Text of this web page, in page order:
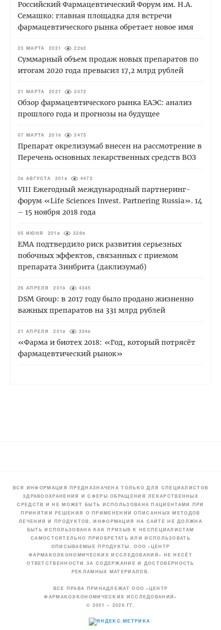
Российский Фармацевтический Форум им. Н.А.
Семашко: главная площадка для встречи
фармацевтического рынка обретает новое имя
23 МАРТА 2021 2292
Суммарный объем продаж новых препаратов по
итогам 2020 года превысил 17,2 млрд рублей
21 МАРТА 2021 3072
Обзор фармацевтического рынка ЕАЭС: анализ
прошлого года и прогнозы на будущее
07 МАРТА 2019 3475
Препарат окрелизумаб внесен на рассмотрение в
Перечень основных лекарственных средств ВОЗ
28 АВГУСТА 2018 4472
VIII Ежегодный международный партнеринг-
форум «Life Sciences Invest. Partnering Russia». 14
– 15 ноября 2018 года
05 ИЮНЯ 2018 3369
ЕМА подтвердило риск развития серьезных
побочных эффектов, связанных с приемом
препарата Зинбрита (даклизумаб)
26 АПРЕЛЯ 2018 4345
DSM Group: в 2017 году было продано жизненно
важных препаратов на 331 млрд рублей
21 АПРЕЛЯ 2018 3348
«Фарма и биотех 2018: «Год, который потрясёт
фармацевтический рынок»
ВСЯ ИНФОРМАЦИЯ ПРЕДНАЗНАЧЕНА ТОЛЬКО ДЛЯ СПЕЦИАЛИСТОВ
ЗДРАВООХРАНЕНИЯ И СФЕРЫ ОБРАЩЕНИЯ ЛЕКАРСТВЕННЫХ
СРЕДСТВ И НЕ МОЖЕТ БЫТЬ ИСПОЛЬЗОВАНА ПАЦИЕНТАМИ ПРИ
ПРИНЯТИИ РЕШЕНИЯ О ПРИМЕНЕНИИ ОПИСАННЫХ МЕТОДОВ
ЛЕЧЕНИЯ И ПРОДУКТОВ. ИНФОРМАЦИЯ НА САЙТЕ НЕ ДОЛЖНА
БЫТЬ ИСПОЛЬЗОВАНА КАК ПРИЗЫВ К НЕСПЕЦИАЛИСТАМ
САМОСТОЯТЕЛЬНО ПРИОБРЕТАТЬ ИЛИ ИСПОЛЬЗОВАТЬ
ОПИСЫВАЕМЫЕ ПРОДУКТЫ. ООО «ЦЕНТР
ФАРМАКОЭКОНОМИЧЕСКИХ ИССЛЕДОВАНИЙ» НЕ НЕСЁТ
ОТВЕТСТВЕННОСТИ ЗА СОДЕРЖАНИЕ И ДОСТОВЕРНОСТЬ
РЕКЛАМНЫХ МАТЕРИАЛОВ.
ВСЕ ПРАВА ПРИНАДЛЕЖАТ ООО «ЦЕНТР
ФАРМАКОЭКОНОМИЧЕСКИХ ИССЛЕДОВАНИЙ»
© 2001 – 2026 ГГ.